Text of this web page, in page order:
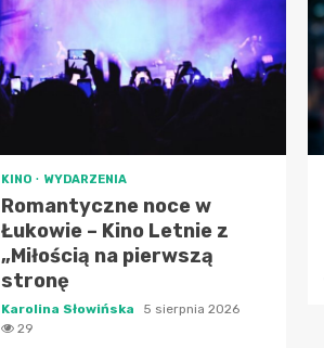
KINO WYDARZENIA
Romantyczne noce w
Łukowie – Kino Letnie z
„Miłością na pierwszą
stronę
Karolina Słowińska
5 sierpnia 2026
29